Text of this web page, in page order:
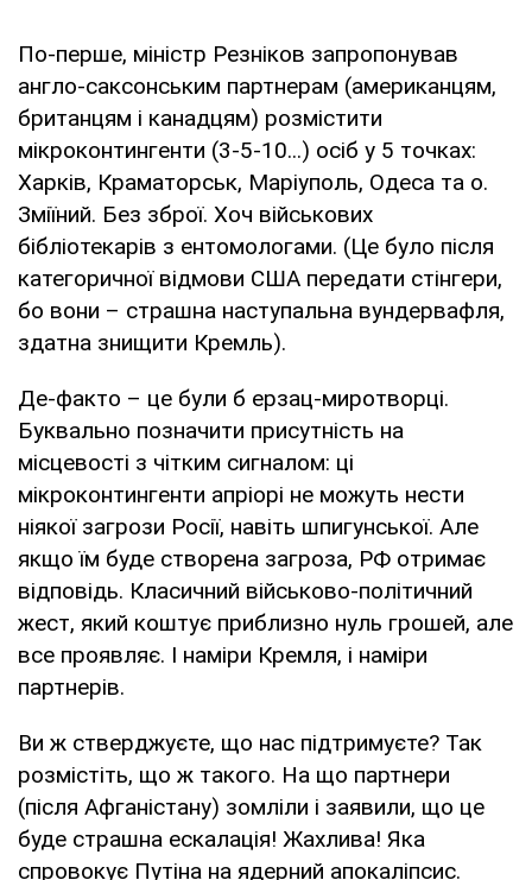
По-перше, міністр Резніков запропонував
англо-саксонським партнерам (американцям,
британцям і канадцям) розмістити
мікроконтингенти (3-5-10...) осіб у 5 точках:
Харків, Краматорськ, Маріуполь, Одеса та о.
Зміїний. Без зброї. Хоч військових
бібліотекарів з ентомологами. (Це було після
категоричної відмови США передати стінгери,
бо вони – страшна наступальна вундервафля,
здатна знищити Кремль).
Де-факто – це були б ерзац-миротворці.
Буквально позначити присутність на
місцевості з чітким сигналом: ці
мікроконтингенти апріорі не можуть нести
ніякої загрози Росії, навіть шпигунської. Але
якщо їм буде створена загроза, РФ отримає
відповідь. Класичний військово-політичний
жест, який коштує приблизно нуль грошей, але
все проявляє. І наміри Кремля, і наміри
партнерів.
Ви ж стверджуєте, що нас підтримуєте? Так
розмістіть, що ж такого. На що партнери
(після Афганістану) зомліли і заявили, що це
буде страшна ескалація! Жахлива! Яка
спровокує Путіна на ядерний апокаліпсис.